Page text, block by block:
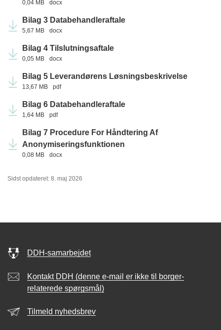
0,04 MB docx
Bilag 3 Databehandleraftale
5,67 MB docx
Bilag 4 Tilslutningsaftale
0,05 MB docx
Bilag 5 Leverandørens Løsningsbeskrivelse
13,67 MB pdf
Bilag 6 Databehandleraftale
1,64 MB pdf
Bilag 7 Procedure For Håndtering Af
Anonymiseringsfunktionen
0,08 MB docx
Sidst opdateret: 8. maj 2026
DDH-samarbejdet
Kontakt DDH (denne e-mail er ikke til borger-
relaterede spørgsmål)
Tilmeld nyhedsbrev